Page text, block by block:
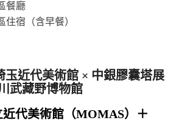
餐廳
住宿（含早餐）
玉近代美術館 × 中銀膠囊塔展
武藏野博物館
代美術館（MOMAS）＋